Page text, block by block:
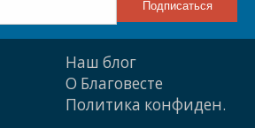
Наш блог
О Благовесте
Политика конфиден.